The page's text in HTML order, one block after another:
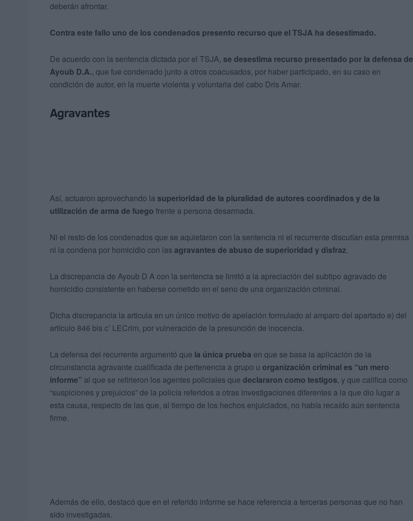
deberán afrontar.
Contra este fallo uno de los condenados presento recurso que el TSJA ha desestimado.
De acuerdo con la sentencia dictada por el TSJA, se desestima recurso presentado por la defensa de
Ayoub D.A., que fue condenado junto a otros coacusados, por haber participado, en su caso en
condición de autor, en la muerte violenta y voluntaria del cabo Dris Amar.
Agravantes
Así, actuaron aprovechando la superioridad de la pluralidad de autores coordinados y de la
utilización de arma de fuego frente a persona desarmada.
Ni el resto de los condenados que se aquietaron con la sentencia ni el recurrente discutían esta premisa
ni la condena por homicidio con las agravantes de abuso de superioridad y disfraz.
La discrepancia de Ayoub D A con la sentencia se limitó a la apreciación del subtipo agravado de
homicidio consistente en haberse cometido en el seno de una organización criminal.
Dicha discrepancia la articula en un único motivo de apelación formulado al amparo del apartado e) del
artículo 846 bis c’ LECrim, por vulneración de la presunción de inocencia.
La defensa del recurrente argumentó que la única prueba en que se basa la aplicación de la
circunstancia agravante cualificada de pertenencia a grupo u organización criminal es “un mero
informe” al que se refirieron los agentes policiales que declararon como testigos, y que califica como
“suspiciones y prejuicios” de la policía referidos a otras investigaciones diferentes a la que dio lugar a
esta causa, respecto de las que, al tiempo de los hechos enjuiciados, no había recaído aún sentencia
firme.
Además de ello, destacó que en el referido informe se hace referencia a terceras personas que no han
sido investigadas.